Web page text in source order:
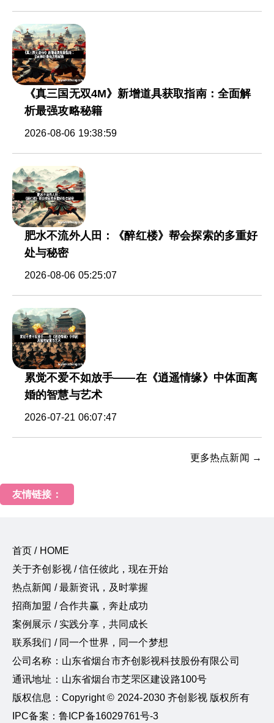
《真三国无双4M》新增道具获取指南：全面解
析最强攻略秘籍
2026-08-06 19:38:59
肥水不流外人田：《醉红楼》帮会探索的多重好
处与秘密
2026-08-06 05:25:07
累觉不爱不如放手——在《逍遥情缘》中体面离
婚的智慧与艺术
2026-07-21 06:07:47
更多热点新闻 →
友情链接：
首页 / HOME
关于齐创影视 / 信任彼此，现在开始
热点新闻 / 最新资讯，及时掌握
招商加盟 / 合作共赢，奔赴成功
案例展示 / 实践分享，共同成长
联系我们 / 同一个世界，同一个梦想
公司名称：山东省烟台市齐创影视科技股份有限公司
通讯地址：山东省烟台市芝罘区建设路100号
版权信息：Copyright © 2024-2030 齐创影视 版权所有
IPC备案：鲁ICP备16029761号-3